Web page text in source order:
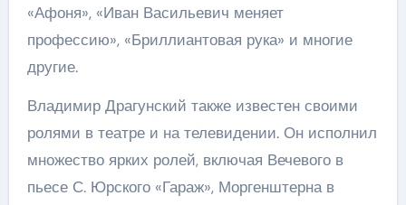
«Афоня», «Иван Васильевич меняет
профессию», «Бриллиантовая рука» и многие
другие.
Владимир Драгунский также известен своими
ролями в театре и на телевидении. Он исполнил
множество ярких ролей, включая Вечевого в
пьесе С. Юрского «Гараж», Моргенштерна в